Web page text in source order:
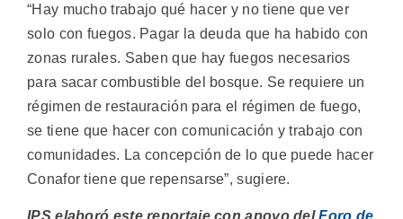
“Hay mucho trabajo qué hacer y no tiene que ver
solo con fuegos. Pagar la deuda que ha habido con
zonas rurales. Saben que hay fuegos necesarios
para sacar combustible del bosque. Se requiere un
régimen de restauración para el régimen de fuego,
se tiene que hacer con comunicación y trabajo con
comunidades. La concepción de lo que puede hacer
Conafor tiene que repensarse”, sugiere.